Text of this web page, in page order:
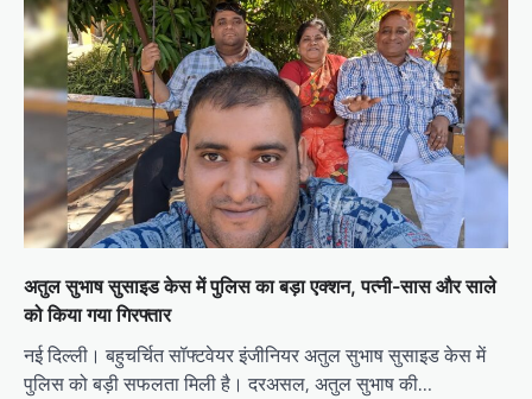
अतुल सुभाष सुसाइड केस में पुलिस का बड़ा एक्शन, पत्नी-सास और साले
को किया गया गिरफ्तार
नई दिल्ली। बहुचर्चित सॉफ्टवेयर इंजीनियर अतुल सुभाष सुसाइड केस में
पुलिस को बड़ी सफलता मिली है। दरअसल, अतुल सुभाष की…